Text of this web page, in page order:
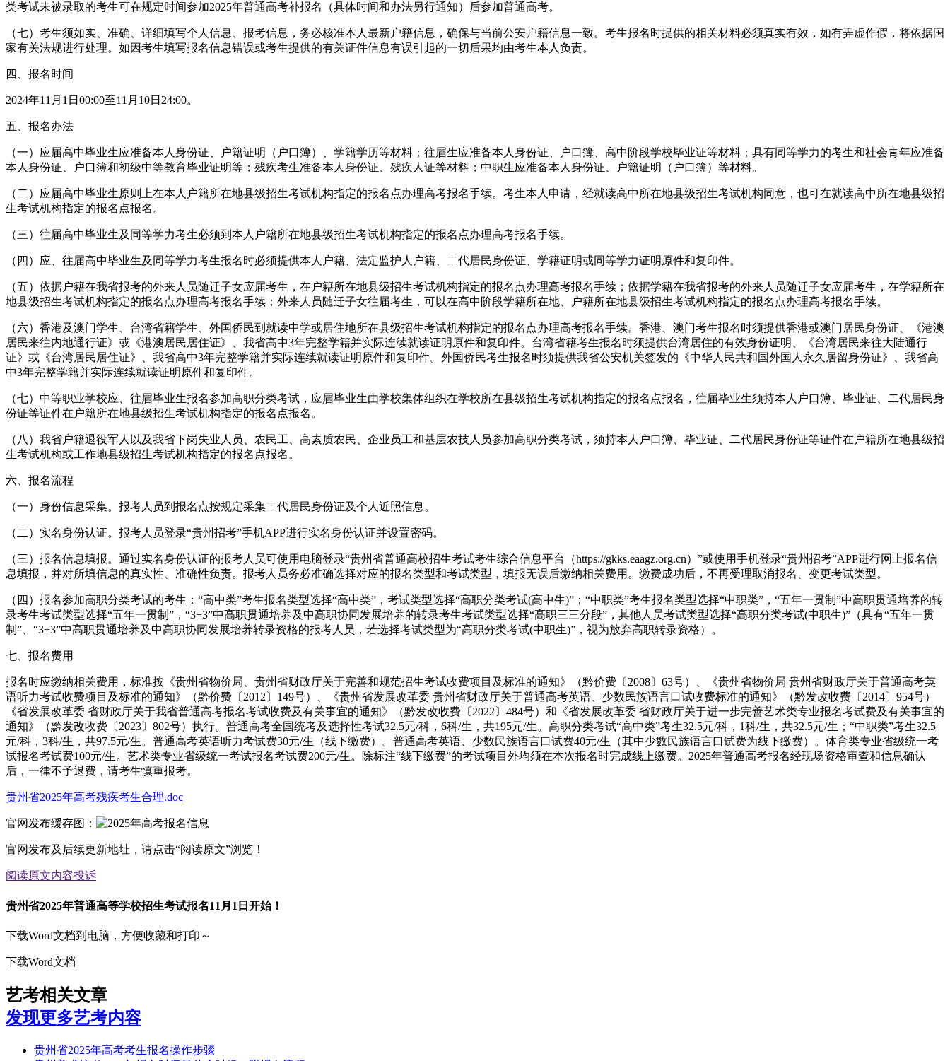
类考试未被录取的考生可在规定时间参加2025年普通高考补报名（具体时间和办法另行通知）后参加普通高考。
（七）考生须如实、准确、详细填写个人信息、报考信息，务必核准本人最新户籍信息，确保与当前公安户籍信息一致。考生报名时提供的相关材料必须真实有效，如有弄虚作假，将依据国
家有关法规进行处理。如因考生填写报名信息错误或考生提供的有关证件信息有误引起的一切后果均由考生本人负责。
四、报名时间
2024年11月1日00:00至11月10日24:00。
五、报名办法
（一）应届高中毕业生应准备本人身份证、户籍证明（户口簿）、学籍学历等材料；往届生应准备本人身份证、户口簿、高中阶段学校毕业证等材料；具有同等学力的考生和社会青年应准备
本人身份证、户口簿和初级中等教育毕业证明等；残疾考生准备本人身份证、残疾人证等材料；中职生应准备本人身份证、户籍证明（户口簿）等材料。
（二）应届高中毕业生原则上在本人户籍所在地县级招生考试机构指定的报名点办理高考报名手续。考生本人申请，经就读高中所在地县级招生考试机构同意，也可在就读高中所在地县级招
生考试机构指定的报名点报名。
（三）往届高中毕业生及同等学力考生必须到本人户籍所在地县级招生考试机构指定的报名点办理高考报名手续。
（四）应、往届高中毕业生及同等学力考生报名时必须提供本人户籍、法定监护人户籍、二代居民身份证、学籍证明或同等学力证明原件和复印件。
（五）依据户籍在我省报考的外来人员随迁子女应届考生，在户籍所在地县级招生考试机构指定的报名点办理高考报名手续；依据学籍在我省报考的外来人员随迁子女应届考生，在学籍所在
地县级招生考试机构指定的报名点办理高考报名手续；外来人员随迁子女往届考生，可以在高中阶段学籍所在地、户籍所在地县级招生考试机构指定的报名点办理高考报名手续。
（六）香港及澳门学生、台湾省籍学生、外国侨民到就读中学或居住地所在县级招生考试机构指定的报名点办理高考报名手续。香港、澳门考生报名时须提供香港或澳门居民身份证、《港澳
居民来往内地通行证》或《港澳居民居住证》、我省高中3年完整学籍并实际连续就读证明原件和复印件。台湾省籍考生报名时须提供台湾居住的有效身份证明、《台湾居民来往大陆通行
证》或《台湾居民居住证》、我省高中3年完整学籍并实际连续就读证明原件和复印件。外国侨民考生报名时须提供我省公安机关签发的《中华人民共和国外国人永久居留身份证》、我省高
中3年完整学籍并实际连续就读证明原件和复印件。
（七）中等职业学校应、往届毕业生报名参加高职分类考试，应届毕业生由学校集体组织在学校所在县级招生考试机构指定的报名点报名，往届毕业生须持本人户口簿、毕业证、二代居民身
份证等证件在户籍所在地县级招生考试机构指定的报名点报名。
（八）我省户籍退役军人以及我省下岗失业人员、农民工、高素质农民、企业员工和基层农技人员参加高职分类考试，须持本人户口簿、毕业证、二代居民身份证等证件在户籍所在地县级招
生考试机构或工作地县级招生考试机构指定的报名点报名。
六、报名流程
（一）身份信息采集。报考人员到报名点按规定采集二代居民身份证及个人近照信息。
（二）实名身份认证。报考人员登录“贵州招考”手机APP进行实名身份认证并设置密码。
（三）报名信息填报。通过实名身份认证的报考人员可使用电脑登录“贵州省普通高校招生考试考生综合信息平台（https://gkks.eaagz.org.cn）”或使用手机登录“贵州招考”APP进行网上报名信
息填报，并对所填信息的真实性、准确性负责。报考人员务必准确选择对应的报名类型和考试类型，填报无误后缴纳相关费用。缴费成功后，不再受理取消报名、变更考试类型。
（四）报名参加高职分类考试的考生：“高中类”考生报名类型选择“高中类”，考试类型选择“高职分类考试(高中生)”；“中职类”考生报名类型选择“中职类”，“五年一贯制”中高职贯通培养的转
录考生考试类型选择“五年一贯制”，“3+3”中高职贯通培养及中高职协同发展培养的转录考生考试类型选择“高职三三分段”，其他人员考试类型选择“高职分类考试(中职生)”（具有“五年一贯
制”、“3+3”中高职贯通培养及中高职协同发展培养转录资格的报考人员，若选择考试类型为“高职分类考试(中职生)”，视为放弃高职转录资格）。
七、报名费用
报名时应缴纳相关费用，标准按《贵州省物价局、贵州省财政厅关于完善和规范招生考试收费项目及标准的通知》（黔价费〔2008〕63号）、《贵州省物价局 贵州省财政厅关于普通高考英
语听力考试收费项目及标准的通知》（黔价费〔2012〕149号）、《贵州省发展改革委 贵州省财政厅关于普通高考英语、少数民族语言口试收费标准的通知》（黔发改收费〔2014〕954号）
《省发展改革委 省财政厅关于我省普通高考报名考试收费及有关事宜的通知》（黔发改收费〔2022〕484号）和《省发展改革委 省财政厅关于进一步完善艺术类专业报名考试费及有关事宜的
通知》（黔发改收费〔2023〕802号）执行。普通高考全国统考及选择性考试32.5元/科，6科/生，共195元/生。高职分类考试“高中类”考生32.5元/科，1科/生，共32.5元/生；“中职类”考生32.5
元/科，3科/生，共97.5元/生。普通高考英语听力考试费30元/生（线下缴费）。普通高考英语、少数民族语言口试费40元/生（其中少数民族语言口试费为线下缴费）。体育类专业省级统一考
试报名考试费100元/生。艺术类专业省级统一考试报名考试费200元/生。除标注“线下缴费”的考试项目外均须在本次报名时完成线上缴费。2025年普通高考报名经现场资格审查和信息确认
后，一律不予退费，请考生慎重报考。
贵州省2025年高考残疾考生合理.doc
官网发布缓存图：
官网发布及后续更新地址，请点击“阅读原文”浏览！
阅读原文内容投诉
贵州省2025年普通高等学校招生考试报名11月1日开始！
下载Word文档到电脑，方便收藏和打印～
下载Word文档
艺考相关文章
发现更多艺考内容
贵州省2025年高考考生报名操作步骤